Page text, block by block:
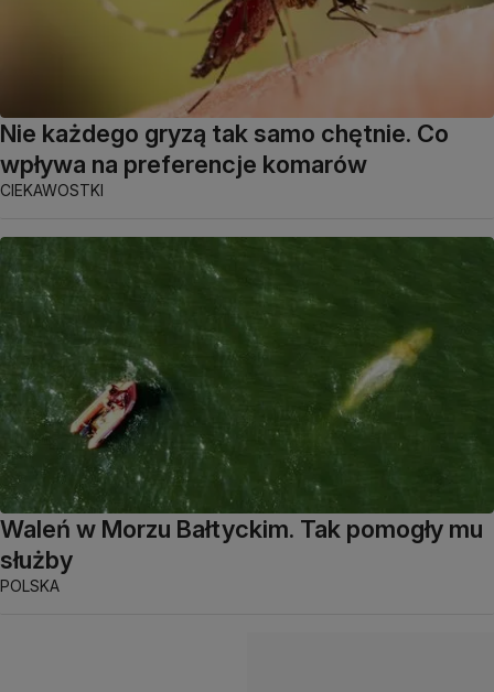
Nie każdego gryzą tak samo chętnie. Co
wpływa na preferencje komarów
CIEKAWOSTKI
Waleń w Morzu Bałtyckim. Tak pomogły mu
służby
POLSKA